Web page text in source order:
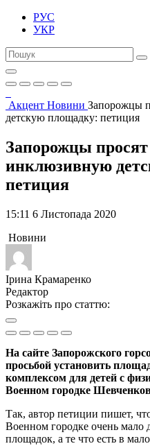
РУС
УКР
Акцент Новини Запорожцы
детскую площадку: петиция
Запорожцы просят
инклюзивную
петиция
15:11 6 Листопада 2020
Новини
Ірина Крамаренко
Редактор
Розкажіть про статтю:
На сайте Запорожского
просьбой установить
комплексом для детей с
Военном городке
Так, автор петиции пишет,
Военном городке очень мало
площадок, а те что есть в